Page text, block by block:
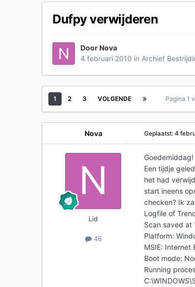
Dufpy verwijderen
DoorNova
4 februari 2010 in Archief
1 2 3 VOLGENDE Pagina 1
Nova
Lid
46
Geplaatst:4
Goedemiddag!
Een tijdje
het had
start ineens
checken? Ik
Logfile of
Scan saved
Platform:
MSIE: Internet
Boot mode:
Running